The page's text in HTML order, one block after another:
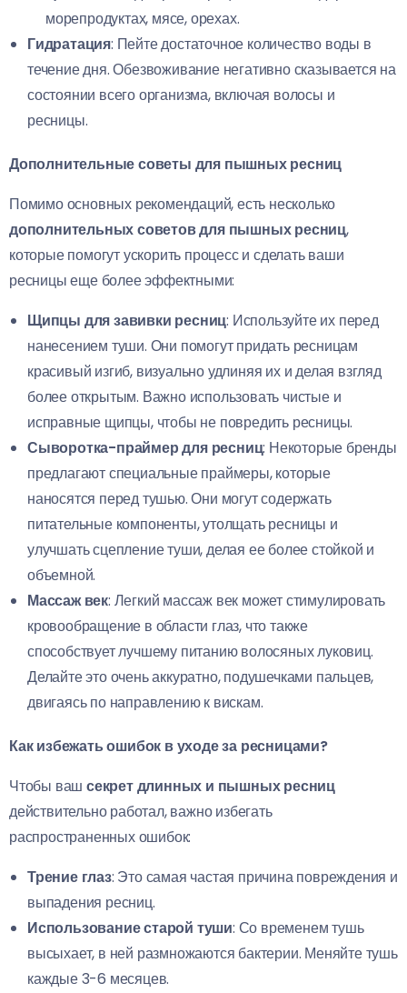
морепродуктах, мясе, орехах.
Гидратация: Пейте достаточное количество воды в
течение дня. Обезвоживание негативно сказывается на
состоянии всего организма, включая волосы и
ресницы.
Дополнительные советы для пышных ресниц
Помимо основных рекомендаций, есть несколько
дополнительных советов для пышных ресниц,
которые помогут ускорить процесс и сделать ваши
ресницы еще более эффектными:
Щипцы для завивки ресниц: Используйте их перед
нанесением туши. Они помогут придать ресницам
красивый изгиб, визуально удлиняя их и делая взгляд
более открытым. Важно использовать чистые и
исправные щипцы, чтобы не повредить ресницы.
Сыворотка-праймер для ресниц: Некоторые бренды
предлагают специальные праймеры, которые
наносятся перед тушью. Они могут содержать
питательные компоненты, утолщать ресницы и
улучшать сцепление туши, делая ее более стойкой и
объемной.
Массаж век: Легкий массаж век может стимулировать
кровообращение в области глаз, что также
способствует лучшему питанию волосяных луковиц.
Делайте это очень аккуратно, подушечками пальцев,
двигаясь по направлению к вискам.
Как избежать ошибок в уходе за ресницами?
Чтобы ваш секрет длинных и пышных ресниц
действительно работал, важно избегать
распространенных ошибок:
Трение глаз: Это самая частая причина повреждения и
выпадения ресниц.
Использование старой туши: Со временем тушь
высыхает, в ней размножаются бактерии. Меняйте тушь
каждые 3-6 месяцев.